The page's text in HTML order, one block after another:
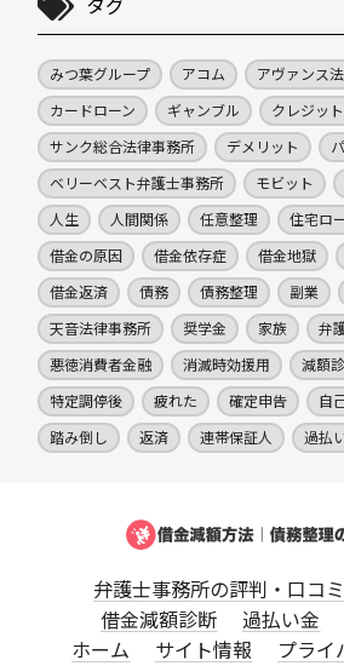
タグ
みつ葉グループ アコム
アヴァンス
カードローン
ギャンブル
クレジッ
サンク総合法律事務所
デメリット
ベリーベスト弁護士事務所
モビット
人生
人間関係 任意整理 住宅ロ
借金の原因
借金依存症 借金地獄
借金返済
債務 債務整理 副業
天音法律事務所
奨学金 家族
弁
悪徳消費者金融
消滅時効援用
減額
特定調停後
疲れた 確定申告 自
踏み倒し
返済 連帯保証人 過払
弁護士事務所の評判・口コミ
借金減額診断
過払い金
ホーム
サイト情報 プライ